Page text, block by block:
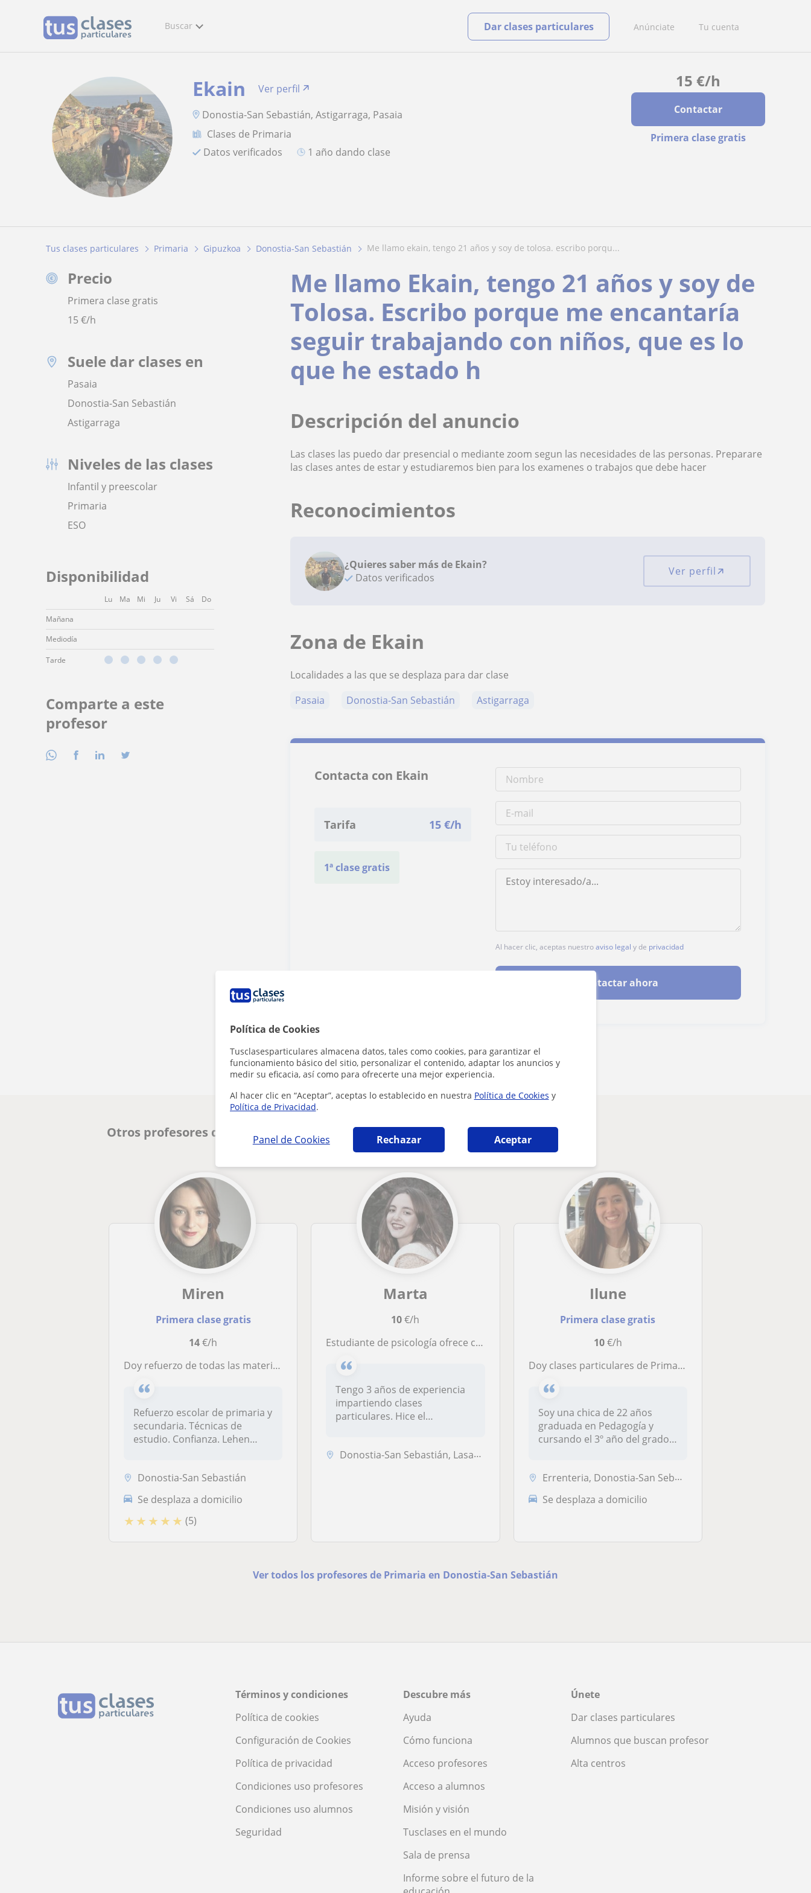
Política de Cookies
Tusclasesparticulares almacena datos, tales como cookies, para garantizar el
funcionamiento básico del sitio, personalizar el contenido, adaptar los anuncios y
medir su eficacia, así como para ofrecerte una mejor experiencia.
Al hacer clic en “Aceptar”, aceptas lo establecido en nuestra Política de Cookies y
Política de Privacidad.
Panel de Cookies Rechazar Aceptar
Buscar Anúnciate Tu cuenta
Dar clases particulares
15 €/h
Contactar
Primera clase gratis
Ekain
Ver perfil
Donostia-San Sebastián, Astigarraga, Pasaia
Clases de Primaria
Datos verificados
1 año dando clase
Tus clases particulares Primaria Gipuzkoa Donostia-San Sebastián me llamo ekain, tengo 21 años y soy de tolosa. escribo porqu...
Precio
Primera clase gratis
15€/h
Suele dar clases en
Pasaia
Donostia-San Sebastián
Astigarraga
Niveles de las clases
Infantil y preescolar
Primaria
ESO
Disponibilidad
Lu Ma Mi Ju Vi Sá
Do
Mañana
Mediodía
Tarde
Comparte a este
profesor
Me llamo Ekain, tengo 21 años y soy de
Tolosa. Escribo porque me encantaría
seguir trabajando con niños, que es lo
que he estado h
Descripción del anuncio
Las clases las puedo dar presencial o mediante zoom segun las necesidades de las personas. Preparare
las clases antes de estar y estudiaremos bien para los examenes o trabajos que debe hacer
Reconocimientos
¿Quieres saber más de Ekain?
Datos verificados
Ver perfil
Zona de Ekain
Localidades a las que se desplaza para dar clase
Pasaia
Donostia-San Sebastián Astigarraga
Contacta con Ekain
Tarifa 15 €/h
1ª clase gratis
Al hacer clic, aceptas nuestroaviso legal y de privacidad
Contactar ahora
¿Hay algún error en este perfil? Cuéntanos
Otros profesores de Primaria en Donostia-San Sebastián que pueden interesarte
Miren
Primera clase gratis
14€/h
Doy refuerzo de todas las materias (Euskaraz)
Refuerzo escolar de primaria y
secundaria. Técnicas de
estudio. Confianza. Lehen
Donostia-San Sebastián
Se desplaza a domicilio
★ ★ ★ ★ ★ (5)
Marta
10€/h
Estudiante de psicología ofrece clases a niños de primaria y la ESO en Donostia. Con experiencia dando clases de diferentes materias
Tengo 3 años de experiencia
impartiendo clases
particulares. Hice el
Donostia-San Sebastián, Lasarte-Oria, Usurbil
Ilune
Primera clase gratis
10€/h
Doy clases particulares de Primaria tanto en euskera como en castellano
Soy una chica de 22 años
graduada en Pedagogía y
cursando el 3º año del grado
Errenteria, Donostia-San Sebastián
Se desplaza a domicilio
Ver todos los profesores de Primaria en Donostia-San Sebastián
Términos y condiciones
Política de cookies
Configuración de Cookies
Política de privacidad
Condiciones uso profesores
Condiciones uso alumnos
Seguridad
Descubre más
Ayuda
Cómo funciona
Acceso profesores
Acceso a alumnos
Misión y visión
Tusclases en el mundo
Sala de prensa
Informe sobre el futuro de la
Únete
Dar clases particulares
Alumnos que buscan profesor
Alta centros